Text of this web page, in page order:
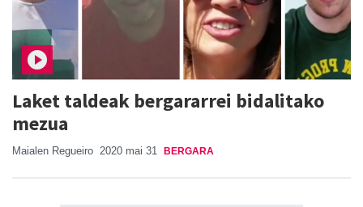
Laket taldeak bergararrei bidalitako
mezua
Maialen Regueiro 2020 mai 31 BERGARA